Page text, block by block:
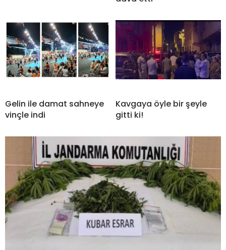
Gelin ile damat sahneye
vinçle indi
Kavgaya öyle bir şeyle
gitti ki!